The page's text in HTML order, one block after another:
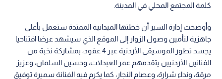
كلمة المجتمع المحلي في المدينة.
وأوضحت إدارة السير أن خطتها الميدانية الممتدة ستعمل بأعلى
جاهزية لتأمين وصول الزوار إلى الموقع الذي سيشهد عرضا افتتاحيا
يجسد تطور الموسيقى الأردنية عبر 4 عقود، بمشاركة نخبة من
الفنانين الأردنيين يتقدمهم عمر العبدلات، وحسين السلمان، وعزيز
مرقة، ونداء شرارة، وعصام النجار، كما يكرم فيه الفنانة سميرة توفيق